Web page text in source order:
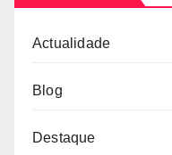
Actualidade
Blog
Destaque